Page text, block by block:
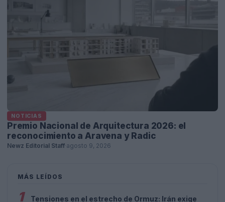
NOTICIAS
Premio Nacional de Arquitectura 2026: el
reconocimiento a Aravena y Radic
Newz Editorial Staff agosto 9, 2026
MÁS LEÍDOS
1
Tensiones en el estrecho de Ormuz: Irán exige